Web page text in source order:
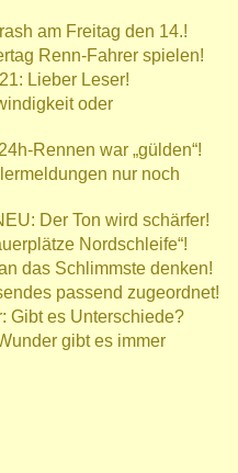
am Freitag den 14.!
Renn-Fahrer spielen!
Lieber Leser!
oder
Rennen war „gülden“!
nur noch
Der Ton wird schärfer!
Nordschleife“!
das Schlimmste denken!
passend zugeordnet!
Gibt es Unterschiede?
gibt es immer